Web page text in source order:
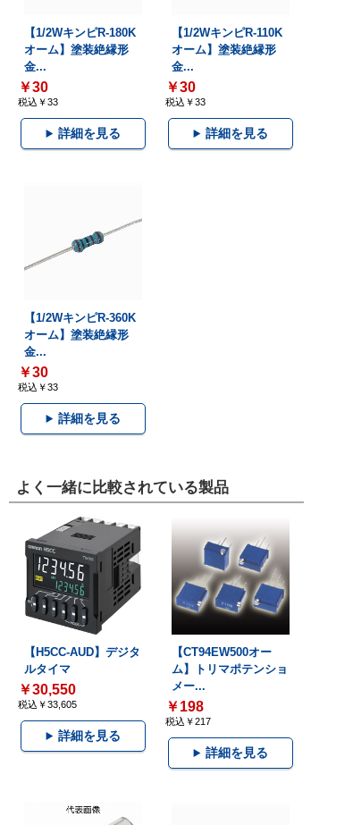
【1/2WキンピR-180K
オーム】塗装絶縁形
金...
￥30
税込￥33
詳細を見る
【1/2WキンピR-110K
オーム】塗装絶縁形
金...
￥30
税込￥33
詳細を見る
【1/2WキンピR-360K
オーム】塗装絶縁形
金...
￥30
税込￥33
詳細を見る
よく一緒に比較されている製品
【H5CC-AUD】デジタ
ルタイマ
￥30,550
税込￥33,605
詳細を見る
【CT94EW500オー
ム】トリマポテンショ
メー...
￥198
税込￥217
詳細を見る